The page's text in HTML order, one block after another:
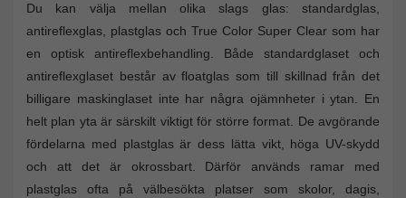
Du kan välja mellan olika slags glas: standardglas,
antireflexglas, plastglas och True Color Super Clear som har
en optisk antireflexbehandling. Både standardglaset och
antireflexglaset består av floatglas som till skillnad från det
billigare maskinglaset inte har några ojämnheter i ytan. En
helt plan yta är särskilt viktigt för större format. De avgörande
fördelarna med plastglas är dess lätta vikt, höga UV-skydd
och att det är okrossbart. Därför används ramar med
plastglas ofta på välbesökta platser som skolor, dagis,